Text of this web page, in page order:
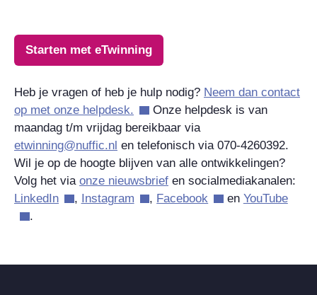
Starten met eTwinning
Heb je vragen of heb je hulp nodig? Neem dan contact
op met onze helpdesk.
Onze helpdesk is van
maandag t/m vrijdag bereikbaar via
etwinning@nuffic.nl en telefonisch via 070-4260392.
Wil je op de hoogte blijven van alle ontwikkelingen?
Volg het via onze nieuwsbrief en socialmediakanalen:
LinkedIn
, Instagram , Facebook en YouTube
.